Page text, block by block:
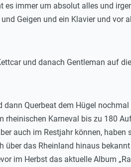
es immer um absolut alles und
Geigen und ein Klavier und vor
und danach Gentleman auf
Querbeat dem Hügel
Karneval bis zu 180
auch im Restjahr können, haben
das Rheinland hinaus
im Herbst das aktuelle Album